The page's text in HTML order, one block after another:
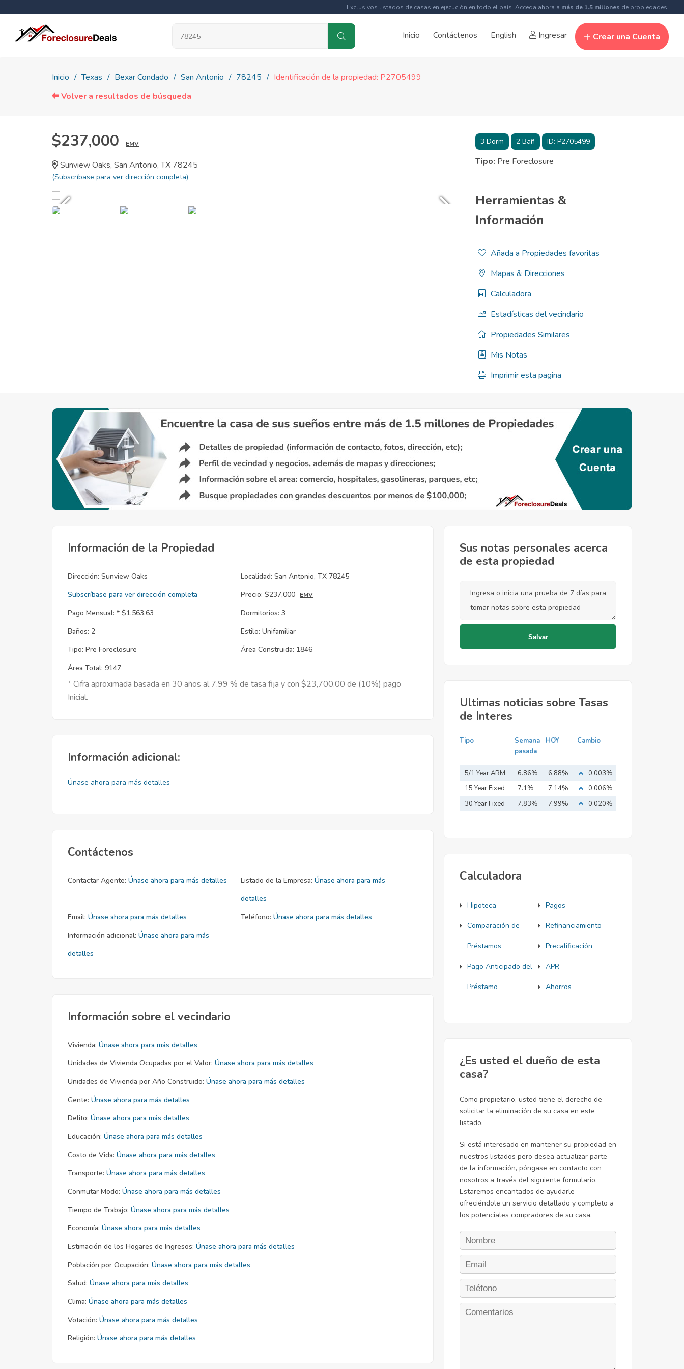
Exclusivos listados de casas en ejecución en todo el país. Acceda ahora a más de 1.5 millones de propiedades!
Inicio Contáctenos English Ingresar Crear una Cuenta
Inicio Texas Bexar Condado San Antonio 78245
Identificación de la propiedad: P2705499
Volver a resultados de búsqueda
$237,000 EMV
Sunview Oaks, San Antonio, TX 78245
(Subscríbase para ver dirección completa)
3Dorm 2Bañ ID: P2705499
Tipo: Pre Foreclosure
Herramientas &
Información
Añada a Propiedades favoritas
Mapas & Direcciones
Calculadora
Estadísticas del vecindario
Propiedades Similares
Mis Notas
Imprimir esta pagina
Información de la Propiedad
Dirección: Sunview Oaks
Subscríbase para ver dirección completa
Localidad: San Antonio, TX 78245
Precio: $237,000 EMV
Pago Mensual: * $1,563.63 Dormitorios: 3
Baños: 2 Estilo: Unifamiliar
Tipo: Pre Foreclosure Área Construida: 1846
Área Total: 9147
* Cifra aproximada basada en 30 años al 7.99 % de tasa fija y con $23,700.00 de (10%) pago
Inicial.
Información adicional:
Únase ahora para más detalles
Contáctenos
Contactar Agente: Únase ahora para más detalles Listado de la Empresa: Únase ahora para más
detalles
Email: Únase ahora para más detalles Teléfono: Únase ahora para más detalles
Información adicional: Únase ahora para más
detalles
Información sobre el vecindario
Vivienda: Únase ahora para más detalles
Unidades de Vivienda Ocupadas por el Valor: Únase ahora para más detalles
Unidades de Vivienda por Año Construido: Únase ahora para más detalles
Gente: Únase ahora para más detalles
Delito: Únase ahora para más detalles
Educación: Únase ahora para más detalles
Costo de Vida: Únase ahora para más detalles
Transporte: Únase ahora para más detalles
Conmutar Modo: Únase ahora para más detalles
Tiempo de Trabajo: Únase ahora para más detalles
Economía: Únase ahora para más detalles
Estimación de los Hogares de Ingresos: Únase ahora para más detalles
Población por Ocupación: Únase ahora para más detalles
Salud: Únase ahora para más detalles
Clima: Únase ahora para más detalles
Votación: Únase ahora para más detalles
Religión: Únase ahora para más detalles
Sus notas personales acerca
de esta propiedad
Ultimas noticias sobre Tasas
de Interes
Tipo
Semana
pasada
HOY Cambio
5/1 Year ARM 6.86% 6.88%
0,003%
15 Year Fixed
Mortgage
7.1% 7.14%
0,006%
30 Year Fixed
7.83% 7.99% 0,020%
Calculadora
Hipoteca Pagos
Comparación de
Préstamos
Refinanciamiento
Precalificación
Pago Anticipado del
Préstamo
APR
Ahorros
¿Es usted el dueño de esta
casa?
Como propietario, usted tiene el derecho de
solicitar la eliminación de su casa en este
listado.
Si está interesado en mantener su propiedad en
nuestros listados pero desea actualizar parte
de la información, póngase en contacto con
nosotros a través del siguiente formulario.
Estaremos encantados de ayudarle
ofreciéndole un servicio detallado y completo a
los potenciales compradores de su casa.